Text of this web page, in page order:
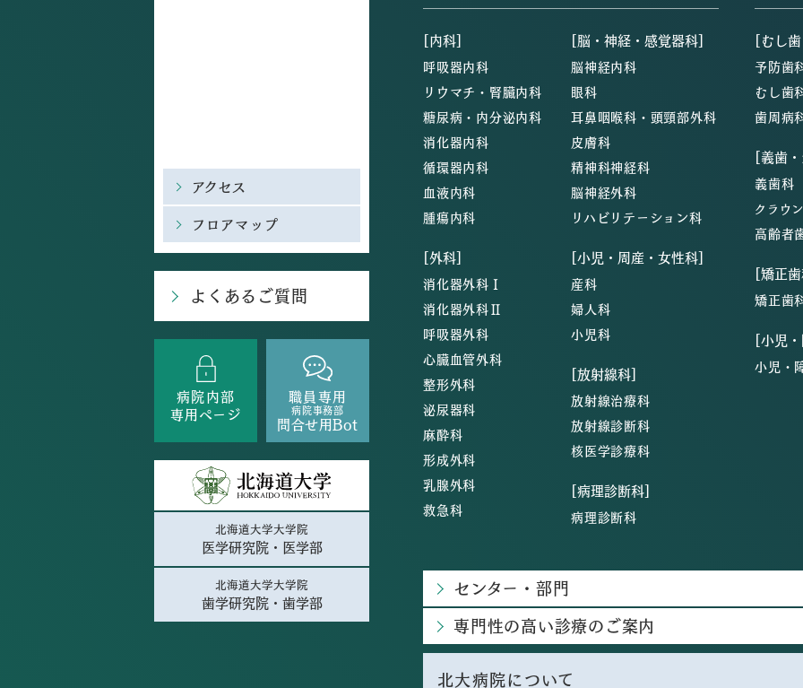
アクセス
フロアマップ
よくあるご質問
病院内部
専用ページ
職員専用
病院事務部
問合せ用Bot
北海道大学大学院
医学研究院・医学部
北海道大学大学院
歯学研究院・歯学部
[内科]
呼吸器内科
リウマチ・腎臓内科
糖尿病・内分泌内科
消化器内科
循環器内科
血液内科
腫瘍内科
[外科]
消化器外科Ⅰ
消化器外科Ⅱ
呼吸器外科
心臓血管外科
整形外科
泌尿器科
麻酔科
形成外科
乳腺外科
救急科
[脳・神経・感覚器科]
脳神経内科
眼科
耳鼻咽喉科・頭頸部外科
皮膚科
精神科神経科
脳神経外科
リハビリテーション科
[小児・周産・女性科]
産科
婦人科
小児科
[放射線科]
放射線治療科
放射線診断科
核医学診療科
[病理診断科]
病理診断科
[むし
予防歯
むし歯
歯周病
[義歯
義歯科
クラウ
高齢者
[矯正
矯正歯
[小児
小児・
センター・部門
専門性の高い診療のご案内
北大病院について